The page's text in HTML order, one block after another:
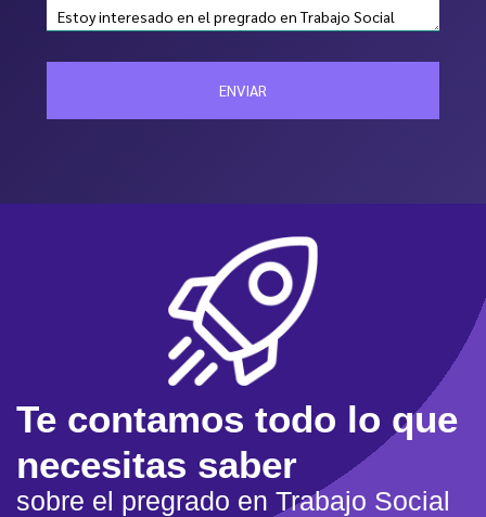
ENVIAR
Te contamos todo lo que
necesitas saber
sobre el pregrado en Trabajo Social